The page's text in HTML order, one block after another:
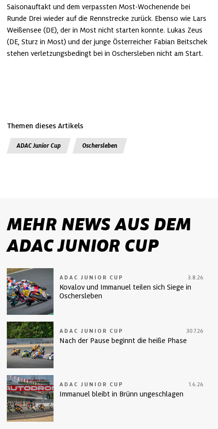
Saisonauftakt und dem verpassten Most-Wochenende bei
Runde Drei wieder auf die Rennstrecke zurück. Ebenso wie Lars
Weißensee (DE), der in Most nicht starten konnte. Lukas Zeus
(DE, Sturz in Most) und der junge Österreicher Fabian Beitschek
stehen verletzungsbedingt bei in Oschersleben nicht am Start.
Themen dieses Artikels
ADAC Junior Cup Oschersleben
MEHR NEWS AUS DEM
ADAC JUNIOR CUP
ADAC JUNIOR CUP 3.8.26
Kovalov und Immanuel teilen sich Siege in
Oschersleben
ADAC JUNIOR CUP 30.7.26
Nach der Pause beginnt die heiße Phase
ADAC JUNIOR CUP 1.6.26
Immanuel bleibt in Brünn ungeschlagen